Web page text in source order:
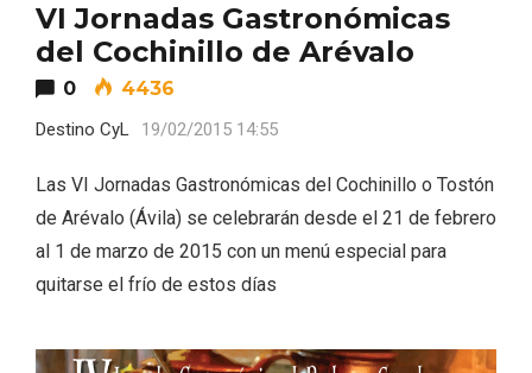
VI Jornadas Gastronómicas
del Cochinillo de Arévalo
0 4436
Destino CyL 19/02/2015 14:55
Las VI Jornadas Gastronómicas del Cochinillo o Tostón
de Arévalo (Ávila) se celebrarán desde el 21 de febrero
al 1 de marzo de 2015 con un menú especial para
quitarse el frío de estos días
segoviana